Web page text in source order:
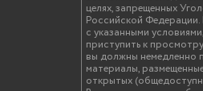
целях, запрещенных
Российской Федерации.
с указанными
приступить к
вы должны немедленно
материалы,
открытых